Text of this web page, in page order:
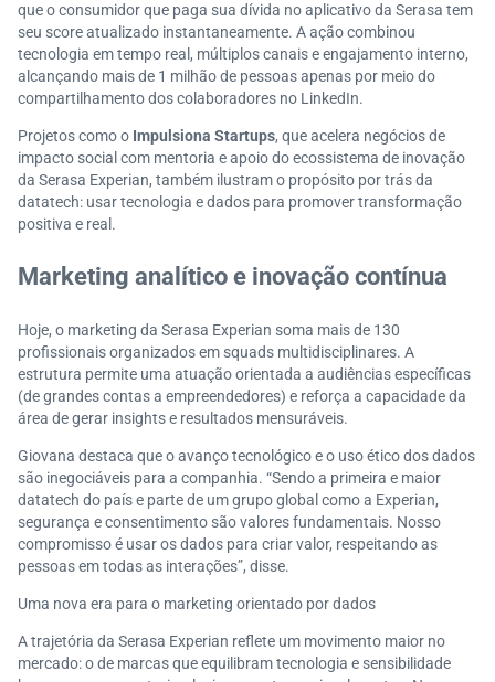
que o consumidor que paga sua dívida no aplicativo da Serasa tem
seu score atualizado instantaneamente. A ação combinou
tecnologia em tempo real, múltiplos canais e engajamento interno,
alcançando mais de 1 milhão de pessoas apenas por meio do
compartilhamento dos colaboradores no LinkedIn.
Projetos como o Impulsiona Startups, que acelera negócios de
impacto social com mentoria e apoio do ecossistema de inovação
da Serasa Experian, também ilustram o propósito por trás da
datatech: usar tecnologia e dados para promover transformação
positiva e real.
Marketing analítico e inovação contínua
Hoje, o marketing da Serasa Experian soma mais de 130
profissionais organizados em squads multidisciplinares. A
estrutura permite uma atuação orientada a audiências específicas
(de grandes contas a empreendedores) e reforça a capacidade da
área de gerar insights e resultados mensuráveis.
Giovana destaca que o avanço tecnológico e o uso ético dos dados
são inegociáveis para a companhia. “Sendo a primeira e maior
datatech do país e parte de um grupo global como a Experian,
segurança e consentimento são valores fundamentais. Nosso
compromisso é usar os dados para criar valor, respeitando as
pessoas em todas as interações”, disse.
Uma nova era para o marketing orientado por dados
A trajetória da Serasa Experian reflete um movimento maior no
mercado: o de marcas que equilibram tecnologia e sensibilidade